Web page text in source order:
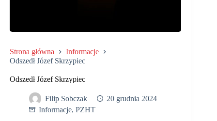
Strona główna
Informacje
Odszedł Józef Skrzypiec
Odszedł Józef Skrzypiec
Filip Sobczak
20 grudnia 2024
Informacje, PZHT